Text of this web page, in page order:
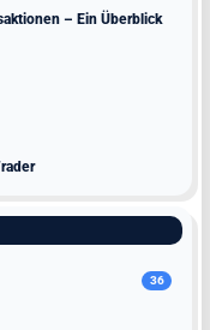
– Ein Überblick
36